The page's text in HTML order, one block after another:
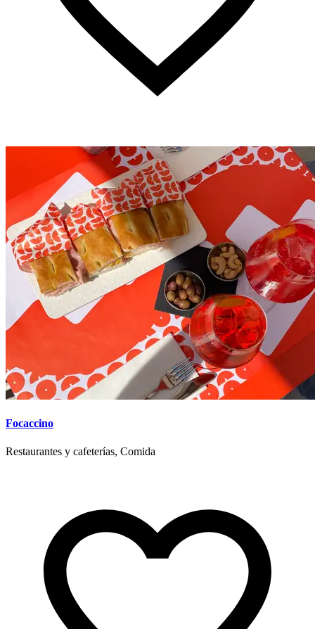
Focaccino
Restaurantes y cafeterías, Comida